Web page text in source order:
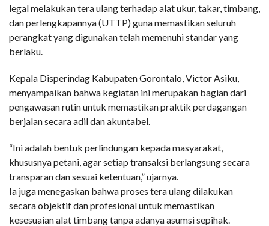
legal melakukan tera ulang terhadap alat ukur, takar, timbang,
dan perlengkapannya (UTTP) guna memastikan seluruh
perangkat yang digunakan telah memenuhi standar yang
berlaku.
Kepala Disperindag Kabupaten Gorontalo, Victor Asiku,
menyampaikan bahwa kegiatan ini merupakan bagian dari
pengawasan rutin untuk memastikan praktik perdagangan
berjalan secara adil dan akuntabel.
“Ini adalah bentuk perlindungan kepada masyarakat,
khususnya petani, agar setiap transaksi berlangsung secara
transparan dan sesuai ketentuan,” ujarnya.
Ia juga menegaskan bahwa proses tera ulang dilakukan
secara objektif dan profesional untuk memastikan
kesesuaian alat timbang tanpa adanya asumsi sepihak.